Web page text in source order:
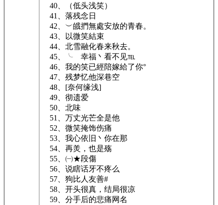
40、（低头浅笑）
41、落残念日
42、︶皒捫無處安放的青春。
43、以微笑結束
44、北雪融化春来秋去。
45、╰ゝ幸福丶看不见℡
46、我的笑已經陪嫁給了你°
47、残梦忆他深巷空
48、[奈何缘浅]
49、彻遗爱
50、北味
51、万丈光芒全是他
52、微笑掩饰伤痛
53、我心依旧丶你在那
54、再羙，也是殇
55、㈠★段傷ゞ
56、说瞎话牙不疼么
57、狗比人友善#
58、开头很真，结局很凉
59、分手后的悲痛网名